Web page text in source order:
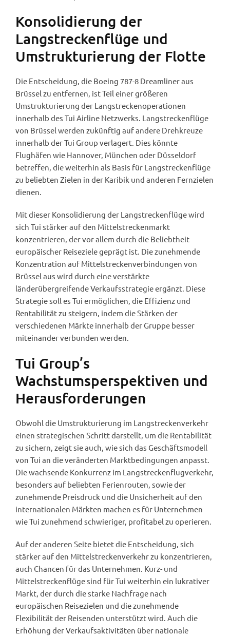
Konsolidierung der
Langstreckenflüge und
Umstrukturierung der Flotte
Die Entscheidung, die Boeing 787-8 Dreamliner aus
Brüssel zu entfernen, ist Teil einer größeren
Umstrukturierung der Langstreckenoperationen
innerhalb des Tui Airline Netzwerks. Langstreckenflüge
von Brüssel werden zukünftig auf andere Drehkreuze
innerhalb der Tui Group verlagert. Dies könnte
Flughäfen wie Hannover, München oder Düsseldorf
betreffen, die weiterhin als Basis für Langstreckenflüge
zu beliebten Zielen in der Karibik und anderen Fernzielen
dienen.
Mit dieser Konsolidierung der Langstreckenflüge wird
sich Tui stärker auf den Mittelstreckenmarkt
konzentrieren, der vor allem durch die Beliebtheit
europäischer Reiseziele geprägt ist. Die zunehmende
Konzentration auf Mittelstreckenverbindungen von
Brüssel aus wird durch eine verstärkte
länderübergreifende Verkaufsstrategie ergänzt. Diese
Strategie soll es Tui ermöglichen, die Effizienz und
Rentabilität zu steigern, indem die Stärken der
verschiedenen Märkte innerhalb der Gruppe besser
miteinander verbunden werden.
Tui Group’s
Wachstumsperspektiven und
Herausforderungen
Obwohl die Umstrukturierung im Langstreckenverkehr
einen strategischen Schritt darstellt, um die Rentabilität
zu sichern, zeigt sie auch, wie sich das Geschäftsmodell
von Tui an die veränderten Marktbedingungen anpasst.
Die wachsende Konkurrenz im Langstreckenflugverkehr,
besonders auf beliebten Ferienrouten, sowie der
zunehmende Preisdruck und die Unsicherheit auf den
internationalen Märkten machen es für Unternehmen
wie Tui zunehmend schwieriger, profitabel zu operieren.
Auf der anderen Seite bietet die Entscheidung, sich
stärker auf den Mittelstreckenverkehr zu konzentrieren,
auch Chancen für das Unternehmen. Kurz- und
Mittelstreckenflüge sind für Tui weiterhin ein lukrativer
Markt, der durch die starke Nachfrage nach
europäischen Reisezielen und die zunehmende
Flexibilität der Reisenden unterstützt wird. Auch die
Erhöhung der Verkaufsaktivitäten über nationale